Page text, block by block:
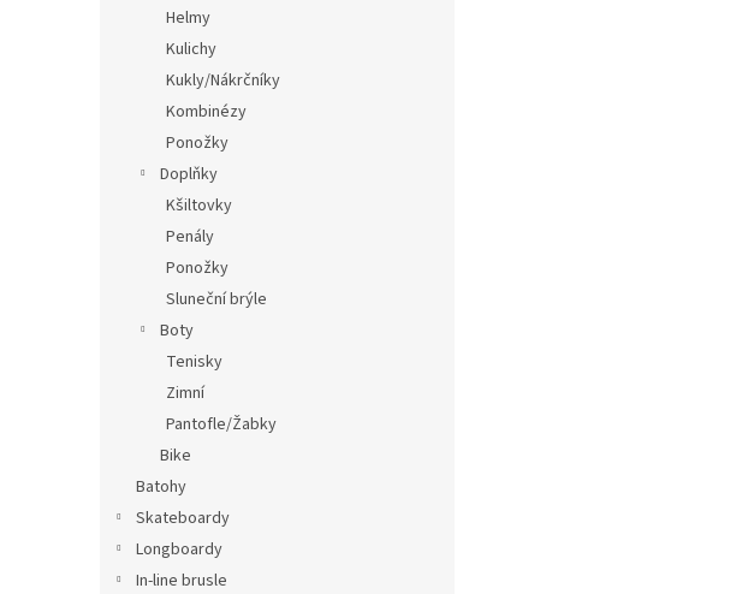
Helmy
Kulichy
Kukly/Nákrčníky
Kombinézy
Ponožky
Doplňky
Kšiltovky
Penály
Ponožky
Sluneční brýle
Boty
Tenisky
Zimní
Pantofle/Žabky
Bike
Batohy
Skateboardy
Longboardy
In-line brusle